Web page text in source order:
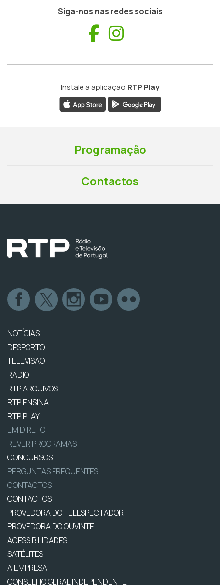
Siga-nos nas redes sociais
Facebook
Instale a aplicação RTP Play
Programação
Contactos
NOTÍCIAS
DESPORTO
TELEVISÃO
RÁDIO
RTP ARQUIVOS
RTP ENSINA
RTP PLAY
EM DIRETO
REVER PROGRAMAS
CONCURSOS
PERGUNTAS FREQUENTES
CONTACTOS
CONTACTOS
PROVEDORA DO TELESPECTADOR
PROVEDORA DO OUVINTE
ACESSIBILIDADES
SATÉLITES
A EMPRESA
CONSELHO GERAL INDEPENDENTE